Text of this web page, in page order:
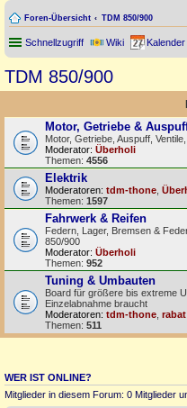
Foren-Übersicht TDM 850/900
Schnellzugriff Wiki Kalender
TDM 850/900
Motor, Getriebe &
Motor, Getriebe, Auspuff,
Moderator: Überholi
Themen: 4556
Elektrik
Moderatoren: tdm-thone
Themen: 1597
Fahrwerk & Reifen
Federn, Lager, Bremsen &
850/900
Moderator: Überholi
Themen: 952
Tuning & Umbauten
Board für größere bis extreme
Einzelabnahme braucht
Moderatoren: tdm-thone rabat
Themen: 511
WER IST ONLINE?
Mitglieder in diesem Forum: 0 Mitglieder